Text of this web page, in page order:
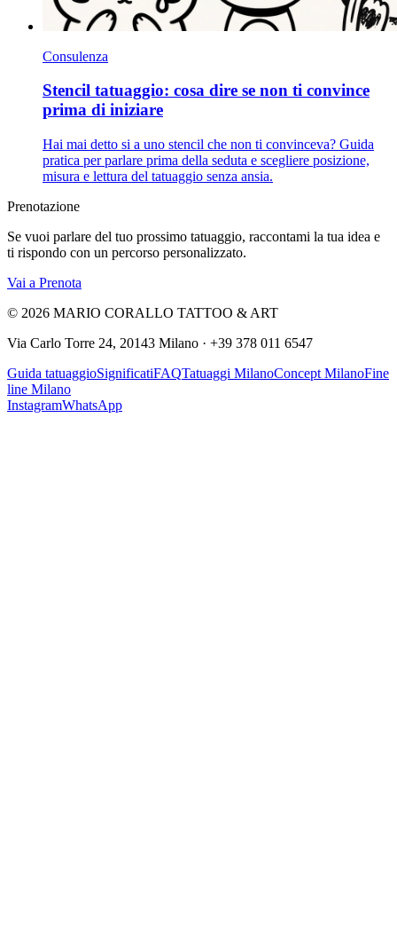
Consulenza
Stencil tatuaggio: cosa dire se non ti convince
prima di iniziare
Hai mai detto si a uno stencil che non ti convinceva? Guida
pratica per parlare prima della seduta e scegliere posizione,
misura e lettura del tatuaggio senza ansia.
Prenotazione
Se vuoi parlare del tuo prossimo tatuaggio, raccontami la tua idea e
ti rispondo con un percorso personalizzato.
Vai a Prenota
© 2026 MARIO CORALLO TATTOO & ART
Via Carlo Torre 24, 20143 Milano · +39 378 011 6547
Guida tatuaggioSignificatiFAQTatuaggi MilanoConcept MilanoFine
line Milano
InstagramWhatsApp